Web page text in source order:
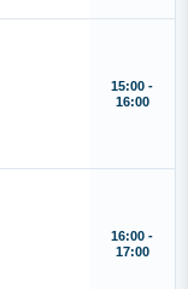
15:00 -
16:00
16:00 -
17:00